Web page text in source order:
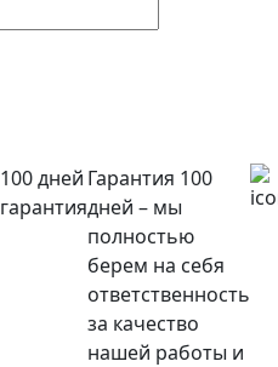
100 дней
гарантия
Гарантия 100
дней – мы
полностью
берем на себя
ответственность
за качество
нашей работы и